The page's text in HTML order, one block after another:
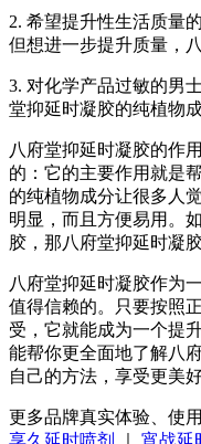
2. 希望提升性生活质量
但想进一步提升质量，
3. 对化学产品过敏的男
堂抑延时凝胶的纯植物
八府堂抑延时凝胶的作
的：它的主要作用就是
的纯植物成分让很多人
明显，而且方便易用。
胶，那八府堂抑延时凝
八府堂抑延时凝胶作为
值得信赖的。只要按照
受，它就能成为一个提
能帮你更全面地了解八
自己的方法，享受更美
更多品牌真实体验、使